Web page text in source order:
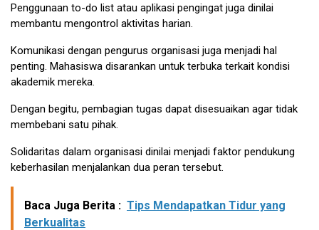
Penggunaan to-do list atau aplikasi pengingat juga dinilai
membantu mengontrol aktivitas harian.
Komunikasi dengan pengurus organisasi juga menjadi hal
penting. Mahasiswa disarankan untuk terbuka terkait kondisi
akademik mereka.
Dengan begitu, pembagian tugas dapat disesuaikan agar tidak
membebani satu pihak.
Solidaritas dalam organisasi dinilai menjadi faktor pendukung
keberhasilan menjalankan dua peran tersebut.
Baca Juga Berita : Tips Mendapatkan Tidur yang
Berkualitas